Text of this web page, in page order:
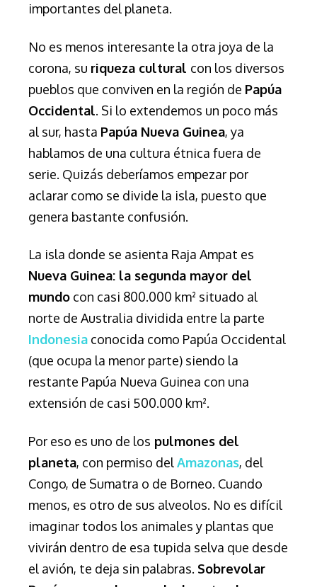
importantes del planeta.
No es menos interesante la otra joya de la
corona, su riqueza cultural con los diversos
pueblos que conviven en la región de Papúa
Occidental. Si lo extendemos un poco más
al sur, hasta Papúa Nueva Guinea, ya
hablamos de una cultura étnica fuera de
serie. Quizás deberíamos empezar por
aclarar como se divide la isla, puesto que
genera bastante confusión.
La isla donde se asienta Raja Ampat es
Nueva Guinea: la segunda mayor del
mundo con casi 800.000 km² situado al
norte de Australia dividida entre la parte
Indonesia conocida como Papúa Occidental
(que ocupa la menor parte) siendo la
restante Papúa Nueva Guinea con una
extensión de casi 500.000 km².
Por eso es uno de los pulmones del
planeta, con permiso delAmazonas, del
Congo, de Sumatra o de Borneo. Cuando
menos, es otro de sus alveolos. No es difícil
imaginar todos los animales y plantas que
vivirán dentro de esa tupida selva que desde
el avión, te deja sin palabras. Sobrevolar